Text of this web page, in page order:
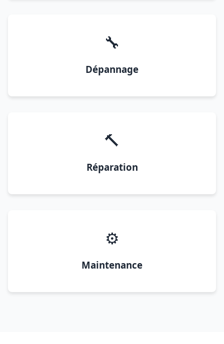
🔧
Dépannage
🔨
Réparation
⚙️
Maintenance